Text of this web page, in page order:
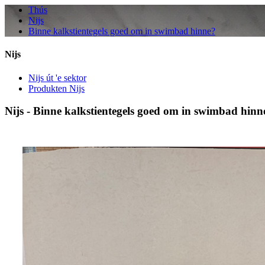
Thús
Nijs
Binne kalkstientegels goed om in swimbad hinne?
Nijs
Nijs út 'e sektor
Produkten Nijs
Nijs - Binne kalkstientegels goed om in swimbad